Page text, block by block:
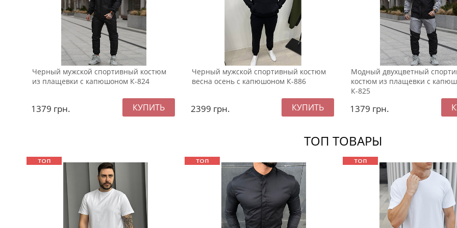
Черный мужской спортивный костюм
из плащевки с капюшоном К-824
1379 грн.
Черный мужской спортивный костюм
весна осень с капюшоном К-886
2399 грн.
Модный двухцветный
костюм из плащевки с
К-825
1379 грн.
ТОП ТОВАРЫ